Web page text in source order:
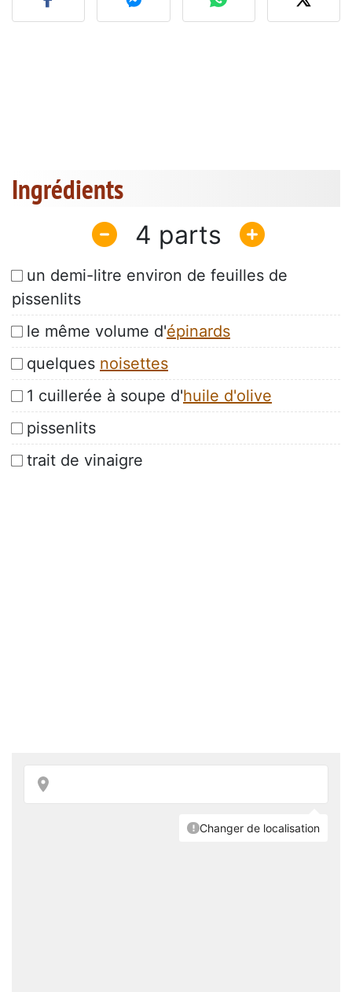
Ingrédients
4
un demi-litre environ de feuilles de
pissenlits
le même volume d'épinards
quelques noisettes
1 cuillerée à soupe d'huile d'olive
pissenlits
trait de vinaigre